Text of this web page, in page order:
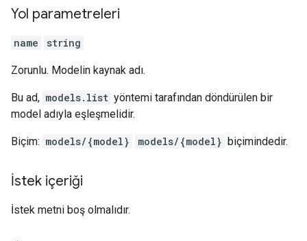
Yol parametreleri
name string
Zorunlu. Modelin kaynak adı.
Bu ad, models.list yöntemi tarafından döndürülen bir
model adıyla eşleşmelidir.
Biçim: models/{model} models/{model} biçimindedir.
İstek içeriği
İstek metni boş olmalıdır.